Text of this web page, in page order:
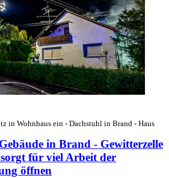
in Wohnhaus ein - Dachstuhl in Brand - Haus
in Brand - Gewitterzelle
für viel Arbeit der
öffnen